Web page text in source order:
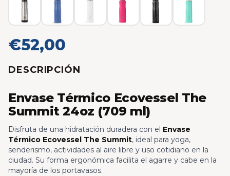
€52,00
DESCRIPCIÓN
Envase Térmico Ecovessel The
Summit 24oz (709 ml)
Disfruta de una hidratación duradera con el Envase
Térmico Ecovessel The Summit, ideal para yoga,
senderismo, actividades al aire libre y uso cotidiano en la
ciudad. Su forma ergonómica facilita el agarre y cabe en la
mayoría de los portavasos.